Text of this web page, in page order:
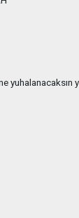
yuhalanacaksın